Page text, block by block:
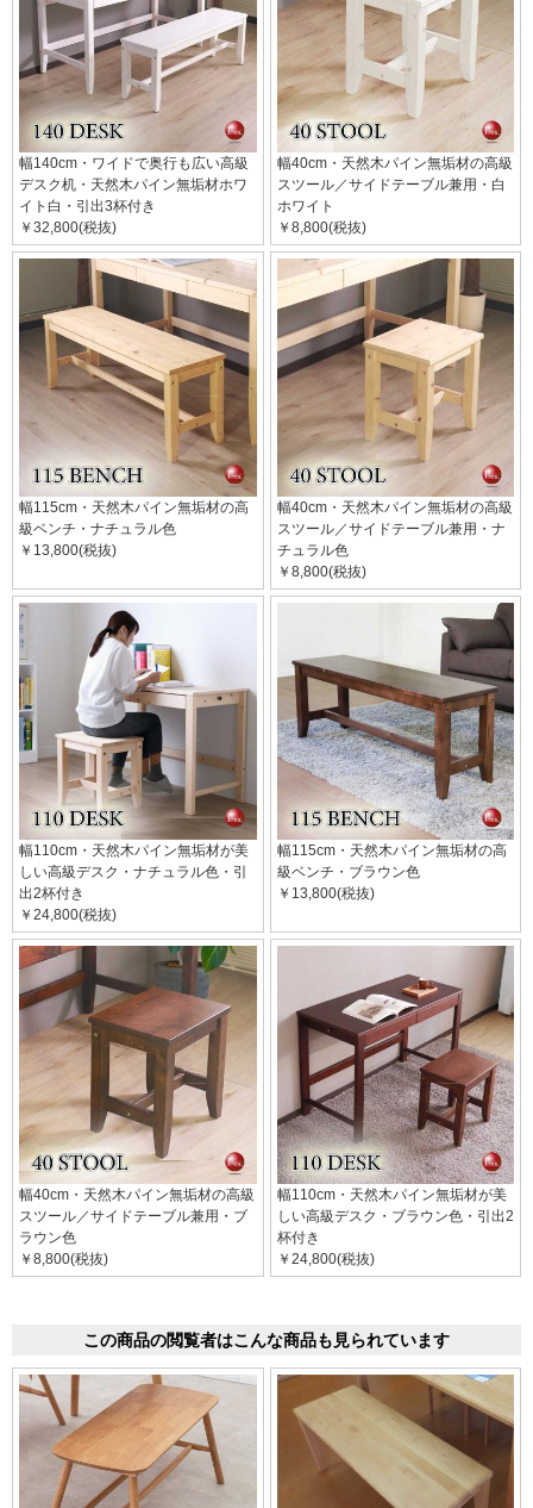
幅140cm・ワイドで奥行も広い高級
デスク机・天然木パイン無垢材ホワ
イト白・引出3杯付き
￥32,800(税抜)
幅40cm・天然木パイン無垢材の高級
スツール／サイドテーブル兼用・白
ホワイト
￥8,800(税抜)
幅115cm・天然木パイン無垢材の高
級ベンチ・ナチュラル色
￥13,800(税抜)
幅40cm・天然木パイン無垢材の高級
スツール／サイドテーブル兼用・ナ
チュラル色
￥8,800(税抜)
幅110cm・天然木パイン無垢材が美
しい高級デスク・ナチュラル色・引
出2杯付き
￥24,800(税抜)
幅115cm・天然木パイン無垢材の高
級ベンチ・ブラウン色
￥13,800(税抜)
幅40cm・天然木パイン無垢材の高級
スツール／サイドテーブル兼用・ブ
ラウン色
￥8,800(税抜)
幅110cm・天然木パイン無垢材が美
しい高級デスク・ブラウン色・引出2
杯付き
￥24,800(税抜)
この商品の閲覧者はこんな商品も見られています